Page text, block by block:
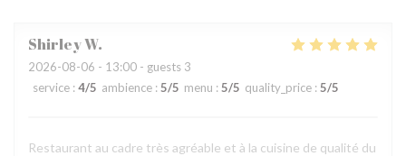
ShirleyW
2026-08-06 - 13:00 - guests 3
service : 4/5 ambience : 5/5 menu : 5/5 quality_price : 5/5
Restaurant au cadre très agréable et à la cuisine de qualité du